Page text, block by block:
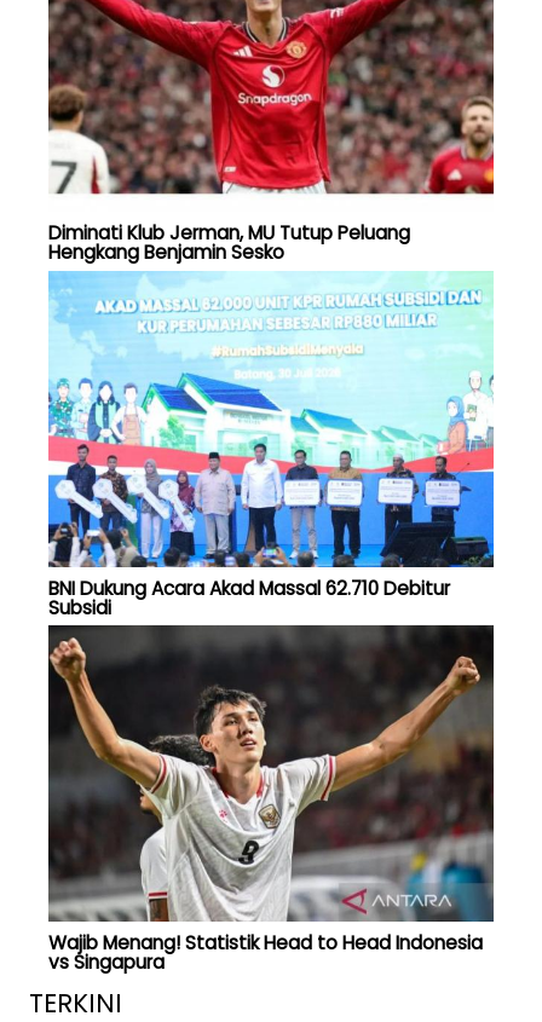
Diminati Klub Jerman, MU Tutup Peluang
Hengkang Benjamin Sesko
BNI Dukung Acara Akad Massal 62.710 Debitur
Subsidi
Wajib Menang! Statistik Head to Head Indonesia
vs Singapura
TERKINI